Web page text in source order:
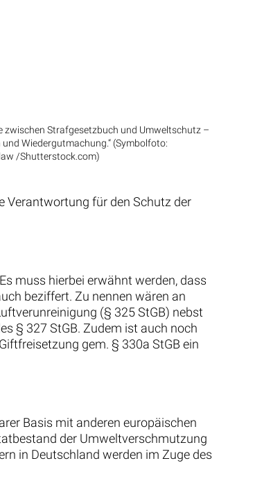
zwischen Strafgesetzbuch und Umweltschutz –
Wiedergutmachung.“ (Symbolfoto:
/Shutterstock.com)
Verantwortung für den Schutz der
muss hierbei erwähnt werden, dass
beziffert. Zu nennen wären an
(§ 325 StGB) nebst
§ 327 StGB. Zudem ist auch noch
gem. § 330a StGB ein
Basis mit anderen europäischen
der Umweltverschmutzung
in Deutschland werden im Zuge des